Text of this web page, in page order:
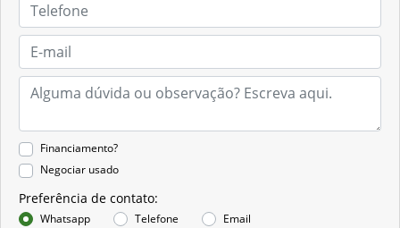
Financiamento?
Negociar usado
Preferência de contato:
Whatsapp Telefone Email